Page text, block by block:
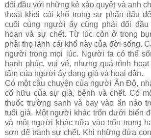
đối đầu với những kẻ xảo quyệt và anh
thoát khỏi cái khổ trong sự phấn đấu
cuối cùng người ấy cũng phải đối
hoạn và sự chết. Từ lúc còn ở trong
phải thọ lãnh cái khổ này của đời sống.
người trong mọi lúc. Người ta có thể
hạnh phúc, vui vẻ, nhưng quá trình
tâm của người ấy đang già và hoại dần.
Có một câu chuyện của người Ấn Ðộ,
cố hữu của sự già, bệnh và chết. Có
thuốc trường sanh và bay vào ẩn náo
tuổi già. Một người khác trốn dưới biển
và một người khác nữa vào trốn trong
sơn để tránh sự chết. Khi những đứa